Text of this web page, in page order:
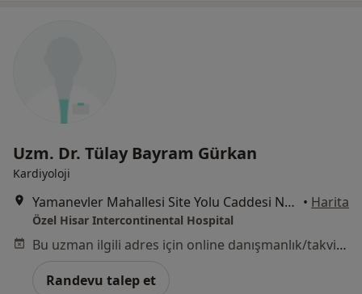
Uzm. Dr. Tülay Bayram Gürkan
Kardiyoloji
Yamanevler Mahallesi Site Yolu Caddesi No:7, Ümraniye • Harita
Özel Hisar Intercontinental Hospital
Bu uzman ilgili adres için online danışmanlık/takvim sunmuyor.
Randevu talep et